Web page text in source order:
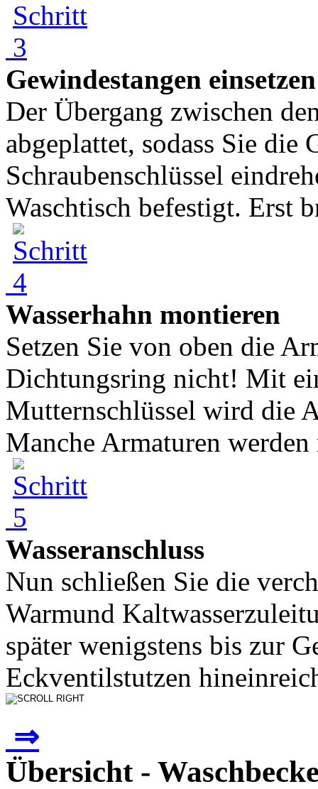
Gewindestangen einsetzen
Der Übergang zwischen
abgeplattet, sodass Sie die
Schraubenschlüssel
Waschtisch befestigt. Erst
Wasserhahn montieren
Setzen Sie von oben die
Dichtungsring nicht! Mit
Mutternschlüssel wird die
Manche Armaturen
Wasseranschluss
Nun schließen Sie die
Warmund
später wenigstens bis zur
Eckventilstutzen
⇒
Übersicht -